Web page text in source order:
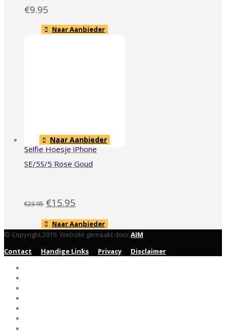
€9.95
Naar Aanbieder
Naar Aanbieder
Selfie Hoesje iPhone
SE/5S/5 Rose Goud
€23.95 €15.95
Naar Aanbieder
© Copyright 2019. Website gemaakt doorAIM
Contact
Handige Links Privacy
Disclaimer